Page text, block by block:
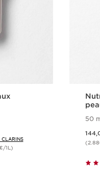
CLARINS
1L)
50